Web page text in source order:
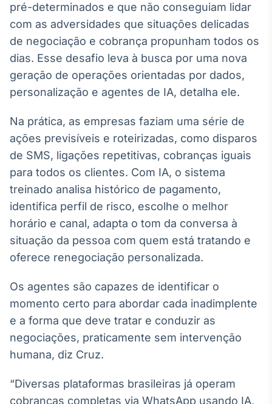
funcionalidades
Broadcast
Wallboard
Conteúdos e
dados para
Broadcast
Curadoria
Curadoria de
noticiosos
Soluções de
Tecnologia
Broadcast
Radar
notícias e
conteúdos
Broadcast
Fundos
analisar fundos
de investimento
no Brasil
pré-determinados e que não conseguiam lidar
com as adversidades que situações delicadas
de negociação e cobrança propunham todos os
dias. Esse desafio leva à busca por uma nova
geração de operações orientadas por dados,
personalização e agentes de IA, detalha ele.
Na prática, as empresas faziam uma série de
ações previsíveis e roteirizadas, como disparos
de SMS, ligações repetitivas, cobranças iguais
para todos os clientes. Com IA, o sistema
treinado analisa histórico de pagamento,
identifica perfil de risco, escolhe o melhor
horário e canal, adapta o tom da conversa à
situação da pessoa com quem está tratando e
oferece renegociação personalizada.
Os agentes são capazes de identificar o
momento certo para abordar cada inadimplente
e a forma que deve tratar e conduzir as
negociações, praticamente sem intervenção
humana, diz Cruz.
“Diversas plataformas brasileiras já operam
cobranças completas via WhatsApp usando IA,